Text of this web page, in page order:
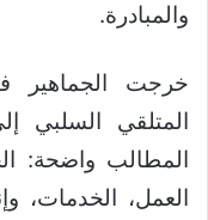
والمبادرة.
خرجت الجماهير
المتلقي السلبي
المطالب واضحة:
العمل، الخدمات،